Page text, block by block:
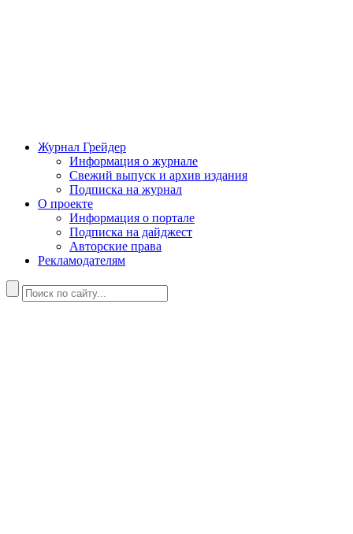
Журнал Грейдер
Информация о журнале
Свежий выпуск и архив издания
Подписка на журнал
О проекте
Информация о портале
Подписка на дайджест
Авторские права
Рекламодателям